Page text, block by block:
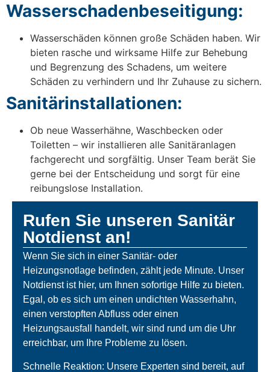
Wasserschadenbeseitigung:
Wasserschäden können große Schäden haben. Wir
bieten rasche und wirksame Hilfe zur Behebung
und Begrenzung des Schadens, um weitere
Schäden zu verhindern und Ihr Zuhause zu sichern.
Sanitärinstallationen:
Ob neue Wasserhähne, Waschbecken oder
Toiletten – wir installieren alle Sanitäranlagen
fachgerecht und sorgfältig. Unser Team berät Sie
gerne bei der Entscheidung und sorgt für eine
reibungslose Installation.
Rufen Sie unseren Sanitär
Notdienst an!
Wenn Sie sich in einer Sanitär- oder
Heizungsnotlage befinden, zählt jede Minute. Unser
Notdienst ist hier, um Ihnen sofortige Hilfe zu bieten.
Egal, ob es sich um einen undichten Wasserhahn,
einen verstopften Abfluss oder einen
Heizungsausfall handelt, wir sind rund um die Uhr
erreichbar, um Ihre Probleme zu lösen.
Schnelle Reaktion: Unsere Experten sind bereit, auf